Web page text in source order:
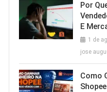
Por
E
1 de
jose
Como